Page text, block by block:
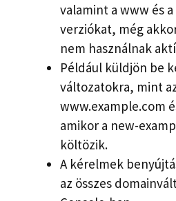
valamint a www és
verziókat, még
nem használnak
Például küldjön be
változatokra, mint
www.example.com
amikor a new-
költözik.
A kérelmek
az összes